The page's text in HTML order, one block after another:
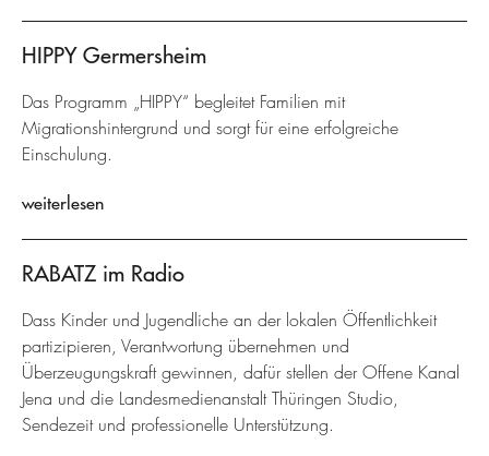
HIPPY Germersheim
Das Programm „HIPPY“ begleitet Familien mit
Migrationshintergrund und sorgt für eine erfolgreiche
Einschulung.
weiterlesen
RABATZ im Radio
Dass Kinder und Jugendliche an der lokalen Öffentlichkeit
partizipieren, Verantwortung übernehmen und
Überzeugungskraft gewinnen, dafür stellen der Offene Kanal
Jena und die Landesmedienanstalt Thüringen Studio,
Sendezeit und professionelle Unterstützung.